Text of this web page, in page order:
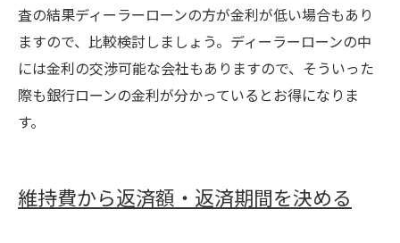
査の結果ディーラーローンの方が金利が低い場合もあり
ますので、比較検討しましょう。ディーラーローンの中
には金利の交渉可能な会社もありますので、そういった
際も銀行ローンの金利が分かっているとお得になりま
す。
維持費から返済額・返済期間を決める